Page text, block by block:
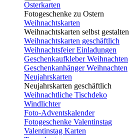
Osterkarten
Fotogeschenke zu Ostern
Weihnachtskarten
Weihnachtskarten selbst gestalten
Weihnachtskarten geschäftlich
Weihnachtsfeier Einladungen
Geschenkaufkleber Weihnachten
Geschenkanhänger Weihnachten
Neujahrskarten
Neujahrskarten geschäftlich
Weihnachtliche Tischdeko
Windlichter
Foto-Adventskalender
Fotogeschenke Valentinstag
Valentinstag Karten